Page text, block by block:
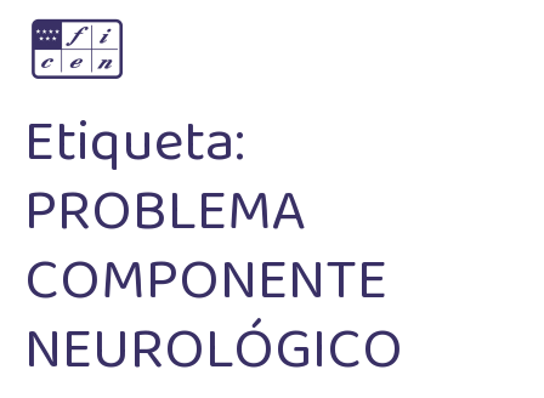
Etiqueta:
PROBLEMA
COMPONENTE
NEUROLÓGICO